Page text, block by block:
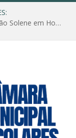
Câmara Municipal de Colares realiza Sessão Solene em Homenagem ao Dia das Mães